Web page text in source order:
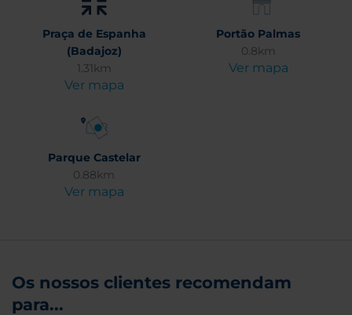
Praça de Espanha
(Badajoz)
1.31km
Ver mapa
Portão Palmas
0.8km
Ver mapa
Parque Castelar
0.88km
Ver mapa
Os nossos clientes recomendam
para...